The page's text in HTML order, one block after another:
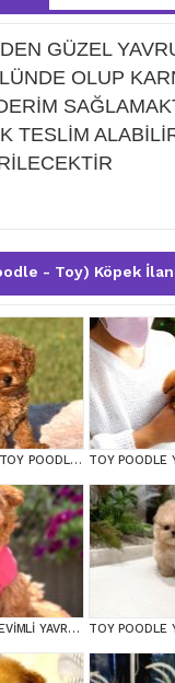
GÜZEL
OLUP
TESLİM
- Toy) Köpek
KIPKIRMIZI RED TOY POODLE SEVİMLİ YAVRULAR TOY POODLE
TOY POODLE SEVİMLİ YAVRULAR EV ÜRETİMİ TOY POODLE